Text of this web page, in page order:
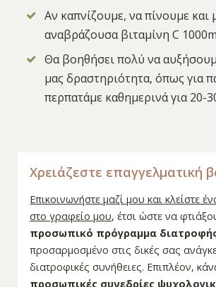
Αν καπνίζουμε, να πίνουμε και
αναβράζουσα βιταμίνη C
Θα βοηθήσει πολύ να
μας δραστηριότητα, όπως για
περπατάμε καθημερινά για 20-
Χρειάζεστε επαγγελματική
Επικοινωνήστε μαζί μου και κλείστε
στο γραφείο μου, έτσι ώστε να
προσωπικό πρόγραμμα
προσαρμοσμένο στις δικές σας
διατροφικές συνήθειες. Επιπλέον,
προσωπικές συνεδρίες